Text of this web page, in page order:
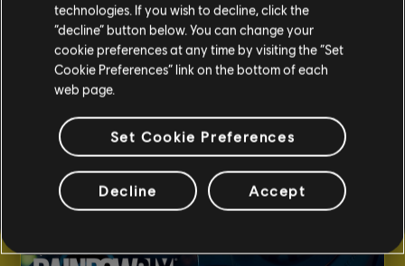
추천 콘텐츠
technologies. If you wish to decline, click the
“decline” button below. You can change your
cookie preferences at any time by visiting the “Set
Cookie Preferences” link on the bottom of each
web page.
Set Cookie Preferences
Decline Accept